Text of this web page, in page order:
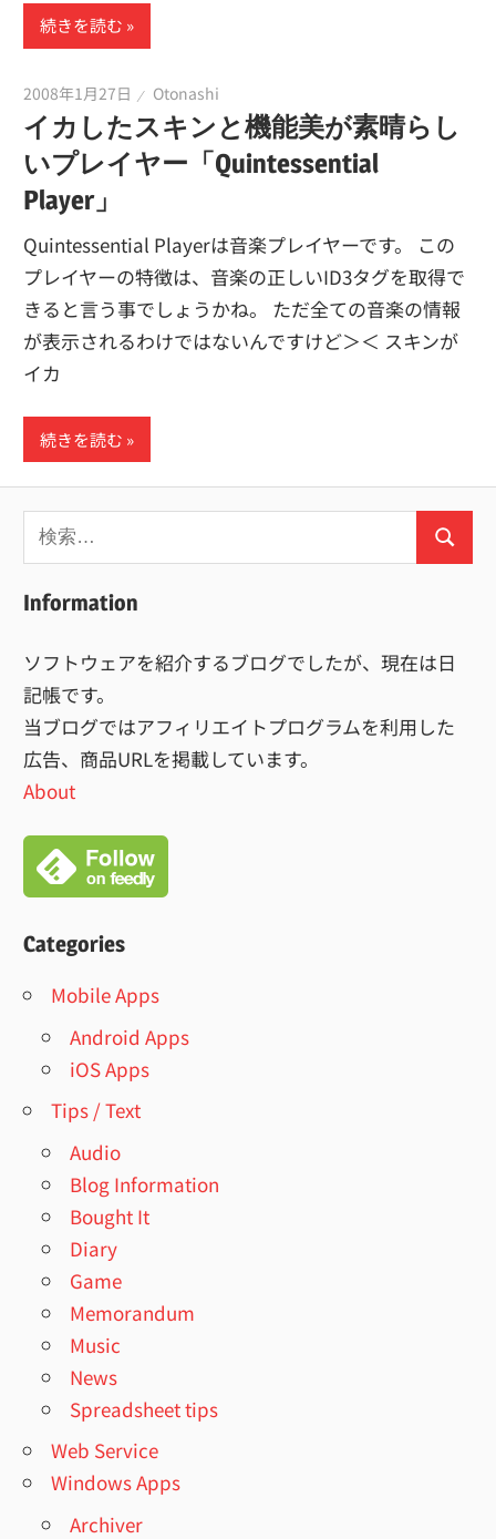
続きを読む
2008年1月27日 Otonashi
イカしたスキンと機能美が素晴らし
いプレイヤー「Quintessential
Player」
Quintessential Playerは音楽プレイヤーです。 この
プレイヤーの特徴は、音楽の正しいID3タグを取得で
きると言う事でしょうかね。 ただ全ての音楽の情報
が表示されるわけではないんですけど＞＜ スキンが
イカ
続きを読む
検
索:
検
Information
ソフトウェアを紹介するブログでしたが、現在は日
記帳です。
当ブログではアフィリエイトプログラムを利用した
広告、商品URLを掲載しています。
About
Categories
Mobile Apps
Android Apps
iOS Apps
Tips / Text
Audio
Blog Information
Bought It
Diary
Game
Memorandum
Music
News
Spreadsheet tips
Web Service
Windows Apps
Archiver